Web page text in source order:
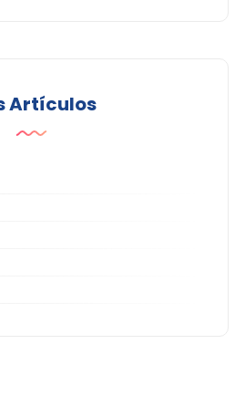
Artículos